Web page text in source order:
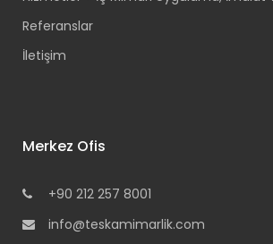
Referanslar
İletişim
Merkez Ofis
+90 212 257 8001
info@teskamimarlik.com